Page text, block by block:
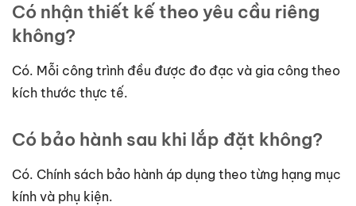
Có nhận thiết kế theo yêu cầu riêng
không?
Có. Mỗi công trình đều được đo đạc và gia công theo
kích thước thực tế.
Có bảo hành sau khi lắp đặt không?
Có. Chính sách bảo hành áp dụng theo từng hạng mục
kính và phụ kiện.